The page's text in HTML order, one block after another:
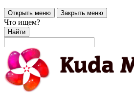
Открыть меню Закрыть меню
Что ищем?
Найти